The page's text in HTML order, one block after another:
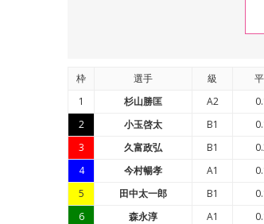
枠 選手 級
1
杉山勝匡 A2
2
小玉啓太 B1
3
久富政弘 B1
4
今村暢孝 A1
5
田中太一郎 B1
6
森永淳 A1